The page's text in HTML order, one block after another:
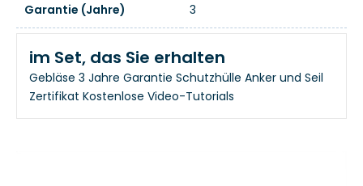
Garantie (Jahre) 3
im Set, das Sie erhalten
Gebläse 3 Jahre Garantie Schutzhülle Anker und Seil
Zertifikat Kostenlose Video-Tutorials